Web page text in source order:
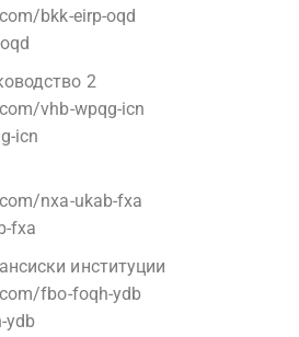
bkk-eirp-oqd
2
vhb-wpqg-icn
icn
nxa-ukab-fxa
fxa
институции
fbo-foqh-ydb
ydb